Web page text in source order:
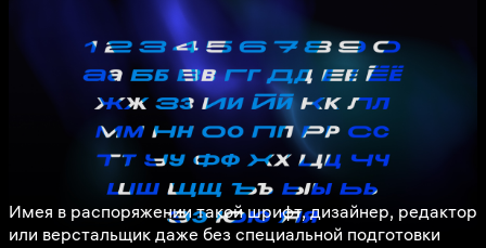
Имея в распоряжении такой шрифт, дизайнер, редактор
или верстальщик даже без специальной подготовки